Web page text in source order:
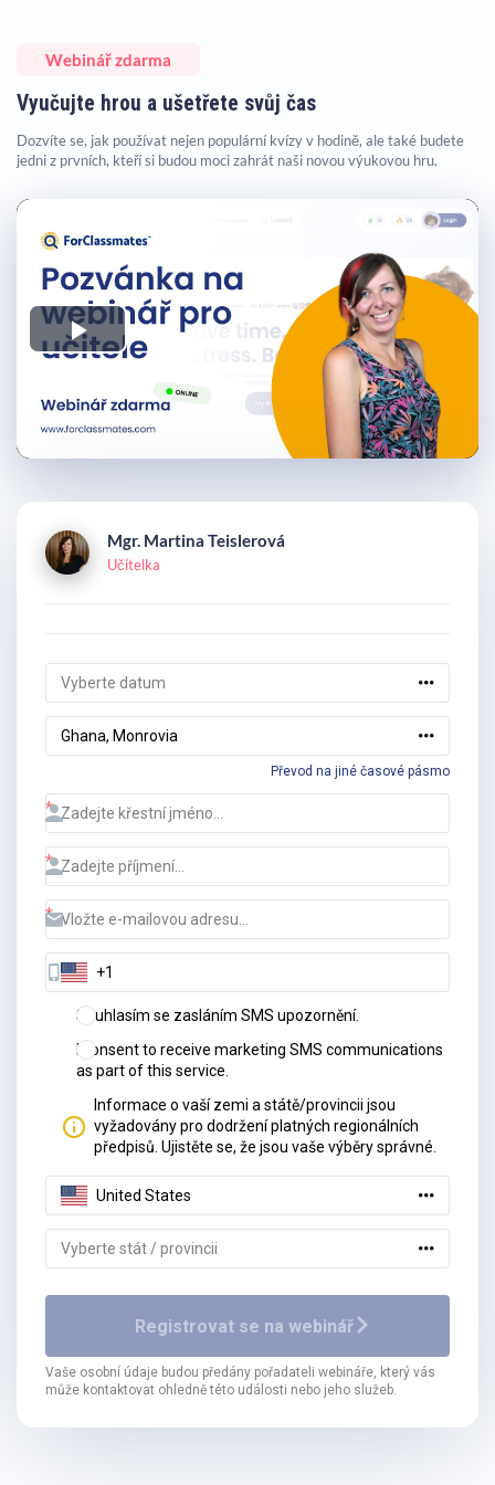
Webinář zdarma
Vyučujte hrou a ušetřete svůj čas
Dozvíte se, jak používat nejen populární kvízy v hodině, ale také budete
jedni z prvních, kteří si budou moci zahrát naši novou výukovou hru.
Play
Video
Mgr. Martina Teislerová
Učitelka